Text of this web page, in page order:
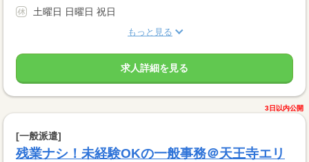
土曜日 日曜日 祝日
もっと見る
求人詳細を見る
3日以内公開
[一般派遣]
残業ナシ！未経験OKの一般事務＠天王寺エリ